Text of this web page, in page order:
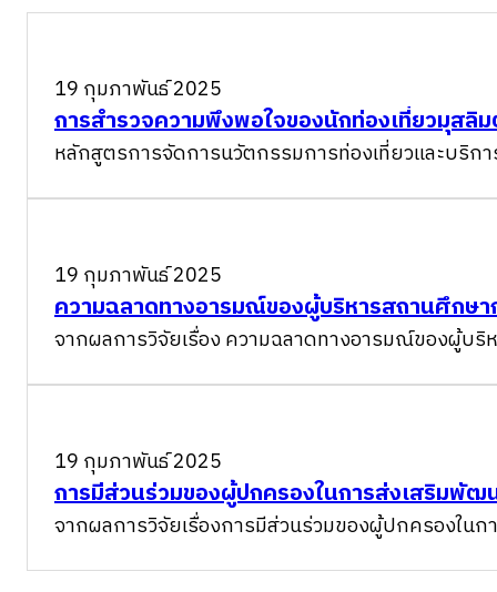
19 กุมภาพันธ์ 2025
การสํารวจความพึงพอใจของนักท่องเที่ยวมุสลิม
หลักสูตรการจัดการนวัตกรรมการท่องเที่ยวและบริ
19 กุมภาพันธ์ 2025
ความฉลาดทางอารมณ์ของผู้บริหารสถานศึกษ
จากผลการวิจัยเรื่อง ความฉลาดทางอารมณ์ของผู้
19 กุมภาพันธ์ 2025
การมีส่วนร่วมของผู้ปกครองในการส่งเสริมพั
จากผลการวิจัยเรื่องการมีส่วนร่วมของผู้ปกครองใ